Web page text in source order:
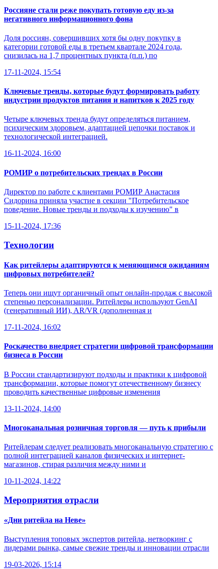
Россияне стали реже покупать готовую еду из-за
негативного информационного фона
Доля россиян, совершивших хотя бы одну покупку в
категории готовой еды в третьем квартале 2024 года,
снизилась на 1,7 процентных пункта (п.п.) по
17-11-2024, 15:54
Ключевые тренды, которые будут формировать работу
индустрии продуктов питания и напитков к 2025 году
Четыре ключевых тренда будут определяться питанием,
психическим здоровьем, адаптацией цепочки поставок и
технологической интеграцией.
16-11-2024, 16:00
РОМИР о потребительских трендах в России
Директор по работе с клиентами РОМИР Анастасия
Сидорина приняла участие в секции "Потребительское
поведение. Новые тренды и подходы к изучению" в
15-11-2024, 17:36
Технологии
Как ритейлеры адаптируются к меняющимся ожиданиям
цифровых потребителей?
Теперь они ищут органичный опыт онлайн-продаж с высокой
степенью персонализации. Ритейлеры используют GenAI
(генеративный ИИ), AR/VR (дополненная и
17-11-2024, 16:02
Роскачество внедряет стратегии цифровой трансформации
бизнеса в России
В России стандартизируют подходы и практики к цифровой
трансформации, которые помогут отечественному бизнесу
проводить качественные цифровые изменения
13-11-2024, 14:00
Многоканальная розничная торговля — путь к прибыли
Ритейлерам следует реализовать многоканальную стратегию с
полной интеграцией каналов физических и интернет-
магазинов, стирая различия между ними и
10-11-2024, 14:22
Мероприятия отрасли
«Дни ритейла на Неве»
Выступления топовых экспертов ритейла, нетворкинг с
лидерами рынка, самые свежие тренды и инновации отрасли
19-03-2026, 15:14